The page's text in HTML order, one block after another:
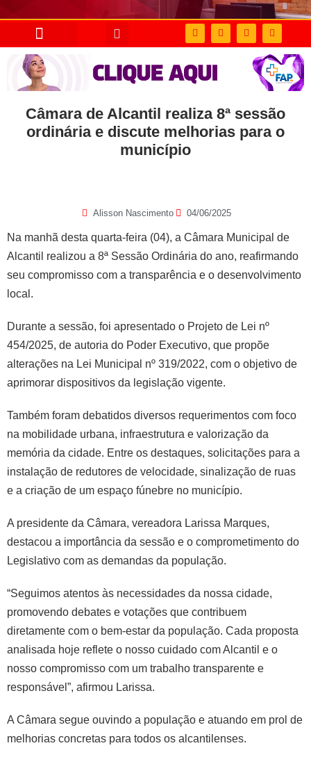
Câmara de Alcantil realiza 8ª sessão
ordinária e discute melhorias para o
município
Alisson Nascimento 04/06/2025
Na manhã desta quarta-feira (04), a Câmara Municipal de
Alcantil realizou a 8ª Sessão Ordinária do ano, reafirmando
seu compromisso com a transparência e o desenvolvimento
local.
Durante a sessão, foi apresentado o Projeto de Lei nº
454/2025, de autoria do Poder Executivo, que propõe
alterações na Lei Municipal nº 319/2022, com o objetivo de
aprimorar dispositivos da legislação vigente.
Também foram debatidos diversos requerimentos com foco
na mobilidade urbana, infraestrutura e valorização da
memória da cidade. Entre os destaques, solicitações para a
instalação de redutores de velocidade, sinalização de ruas
e a criação de um espaço fúnebre no município.
A presidente da Câmara, vereadora Larissa Marques,
destacou a importância da sessão e o comprometimento do
Legislativo com as demandas da população.
“Seguimos atentos às necessidades da nossa cidade,
promovendo debates e votações que contribuem
diretamente com o bem-estar da população. Cada proposta
analisada hoje reflete o nosso cuidado com Alcantil e o
nosso compromisso com um trabalho transparente e
responsável”, afirmou Larissa.
A Câmara segue ouvindo a população e atuando em prol de
melhorias concretas para todos os alcantilenses.